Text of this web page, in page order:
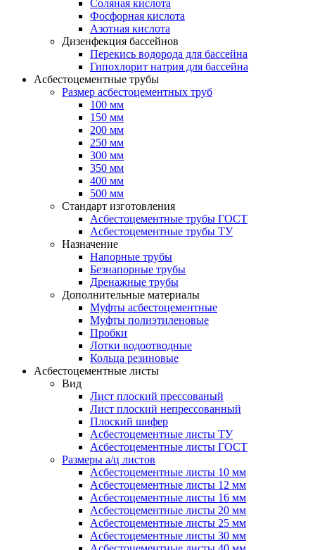
Соляная кислота
Фосфорная кислота
Азотная кислота
Дизенфекция бассейнов
Перекись водорода для бассейна
Гипохлорит натрия для бассейна
Асбестоцементные трубы
Размер асбестоцементных труб
100 мм
150 мм
200 мм
250 мм
300 мм
350 мм
400 мм
500 мм
Стандарт изготовления
Асбестоцементные трубы ГОСТ
Асбестоцементные трубы ТУ
Назначение
Напорные трубы
Безнапорные трубы
Дренажные трубы
Дополнительные материалы
Муфты асбестоцементные
Муфты полиэтиленовые
Пробки
Лотки водоотводные
Кольца резиновые
Асбестоцементные листы
Вид
Лист плоский прессованый
Лист плоский непрессованный
Плоский шифер
Асбестоцементные листы ТУ
Асбестоцементные листы ГОСТ
Размеры а/ц листов
Асбестоцементные листы 10 мм
Асбестоцементные листы 12 мм
Асбестоцементные листы 16 мм
Асбестоцементные листы 20 мм
Асбестоцементные листы 25 мм
Асбестоцементные листы 30 мм